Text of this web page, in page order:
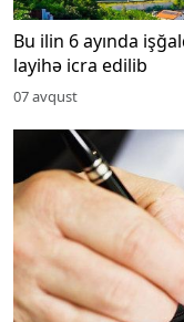
Bu ilin 6 ayında
layihə icra edilib
07 avqust